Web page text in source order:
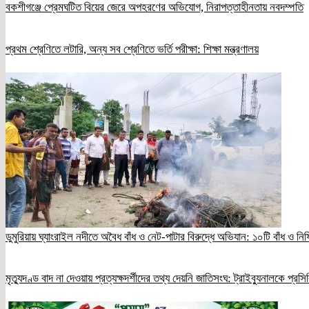
বকশীগঞ্জে প্রেমঘটিত বিয়ের জেরে অপহরণের অভিযোগ, নিরাপত্তাহীনতায় নবদম্পতি
প্রথম শ্রেণিতে লটারি, অন্য সব শ্রেণিতে ভর্তি পরীক্ষা: শিক্ষা মন্ত্রণালয়
ডুমুরিয়ায় ঘ্যাংরাইল নদীতে অবৈধ বাঁধ ও নেট-পাটার বিরুদ্ধে অভিযান: ১০টি বাঁধ ও
মৃত্যুদণ্ড বাদ না দেওয়ায় প্রত্যক্ষদর্শীদের তথ্য দেয়নি জাতিসংঘ: ট্রাইব্যুনালকে